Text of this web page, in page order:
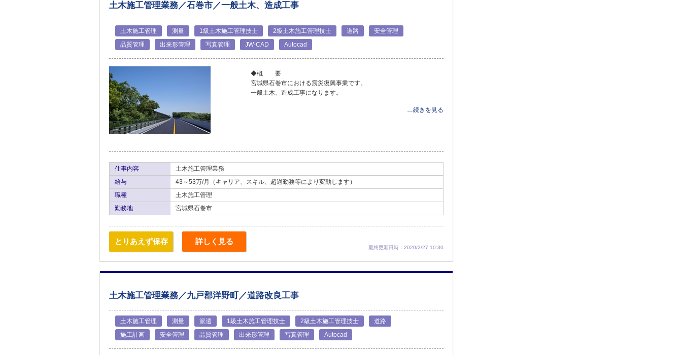
土木施工管理業務／石巻市／一般土木、造成工事
土木施工管理 測量 1級土木施工管理技士 2級土木施工管理技士 道路
安全管理
品質管理
出来形管理 写真管理 JW-CAD Autocad
◆概 要
宮城県石巻市における震災復興事業です。
一般土木、造成工事になります。
…続きを見る
仕事内容
土木施工管理業務
給与
43～53万/月（キャリア、スキル、超過勤務等により変動します）
職種
土木施工管理
勤務地
宮城県石巻市
とりあえず保存 詳しく見る
最終更新日時：2020/2/27 10:30
土木施工管理業務／九戸郡洋野町／道路改良工事
土木施工管理 測量 派遣 1級土木施工管理技士 2級土木施工管理技士
道路
施工計画
安全管理 品質管理 出来形管理 写真管理 Autocad